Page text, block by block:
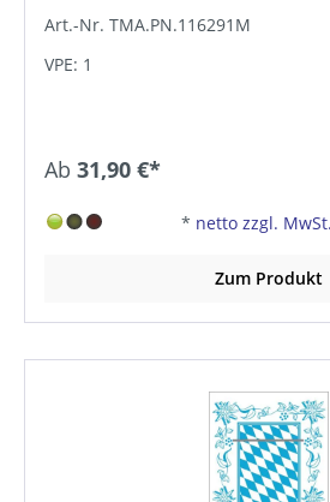
Art.-Nr. TMA.PN.116291M
VPE: 1
Ab 31,90 €*
* netto zzgl.
Zum Produkt